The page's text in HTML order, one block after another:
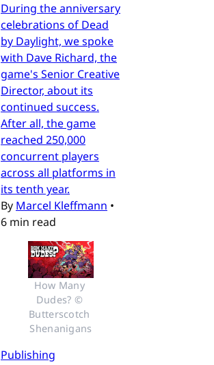
During the anniversary
celebrations of Dead
by Daylight, we spoke
with Dave Richard, the
game's Senior Creative
Director, about its
continued success.
After all, the game
reached 250,000
concurrent players
across all platforms in
its tenth year.
By Marcel Kleffmann •
6 min read
How Many
Dudes? ©
Butterscotch
Shenanigans
Publishing